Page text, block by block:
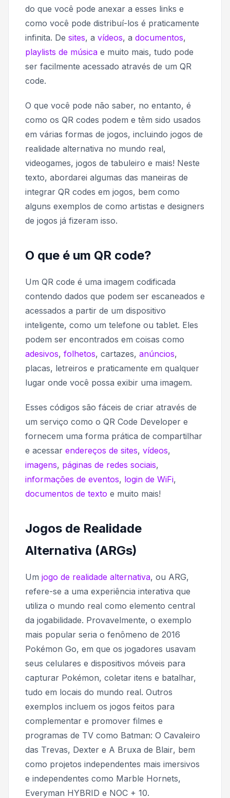
do que você pode anexar a esses links e
como você pode distribuí-los é praticamente
infinita. De sites, a vídeos, a documentos,
playlists de música e muito mais, tudo pode
ser facilmente acessado através de um QR
code.
O que você pode não saber, no entanto, é
como os QR codes podem e têm sido usados
em várias formas de jogos, incluindo jogos de
realidade alternativa no mundo real,
videogames, jogos de tabuleiro e mais! Neste
texto, abordarei algumas das maneiras de
integrar QR codes em jogos, bem como
alguns exemplos de como artistas e designers
de jogos já fizeram isso.
O que é um QR code?
Um QR code é uma imagem codificada
contendo dados que podem ser escaneados e
acessados a partir de um dispositivo
inteligente, como um telefone ou tablet. Eles
podem ser encontrados em coisas como
adesivos, folhetos, cartazes, anúncios,
placas, letreiros e praticamente em qualquer
lugar onde você possa exibir uma imagem.
Esses códigos são fáceis de criar através de
um serviço como o QR Code Developer e
fornecem uma forma prática de compartilhar
e acessar endereços de sites, vídeos,
imagens, páginas de redes sociais,
informações de eventos, login de WiFi,
documentos de texto e muito mais!
Jogos de Realidade
Alternativa (ARGs)
Um jogo de realidade alternativa, ou ARG,
refere-se a uma experiência interativa que
utiliza o mundo real como elemento central
da jogabilidade. Provavelmente, o exemplo
mais popular seria o fenômeno de 2016
Pokémon Go, em que os jogadores usavam
seus celulares e dispositivos móveis para
capturar Pokémon, coletar itens e batalhar,
tudo em locais do mundo real. Outros
exemplos incluem os jogos feitos para
complementar e promover filmes e
programas de TV como Batman: O Cavaleiro
das Trevas, Dexter e A Bruxa de Blair, bem
como projetos independentes mais imersivos
e independentes como Marble Hornets,
Everyman HYBRID e NOC + 10.